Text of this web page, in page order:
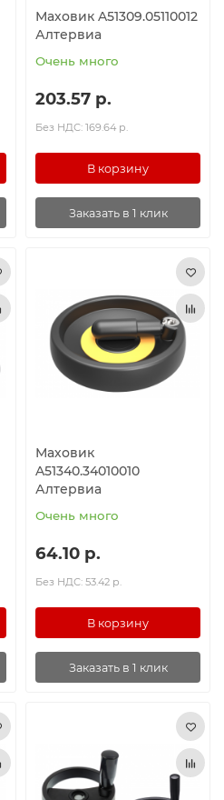
Маховик A51309.05110012
Алтервиа
Очень много
203.57 р.
Без НДС: 169.64 р.
В корзину
Заказать в 1 клик
Маховик
A51340.34010010
Алтервиа
Очень много
64.10 р.
Без НДС: 53.42 р.
В корзину
Заказать в 1 клик